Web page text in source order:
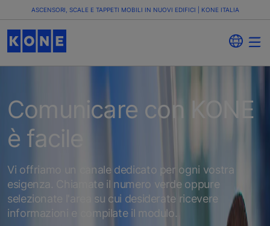
ASCENSORI, SCALE E TAPPETI MOBILI IN NUOVI EDIFICI | KONE ITALIA
Comunicare con KONE
è facile
Vi offriamo un canale dedicato per ogni vostra
esigenza. Chiamate il numero verde oppure
selezionate l'area su cui desiderate ricevere
informazioni e compilate il modulo.